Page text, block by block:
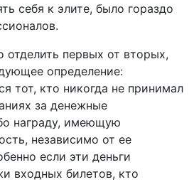
себя к элите, было гораздо
отделить первых от вторых,
определение:
тот, кто никогда не принимал
за денежные
награду, имеющую
независимо от ее
если эти деньги
входных билетов, кто